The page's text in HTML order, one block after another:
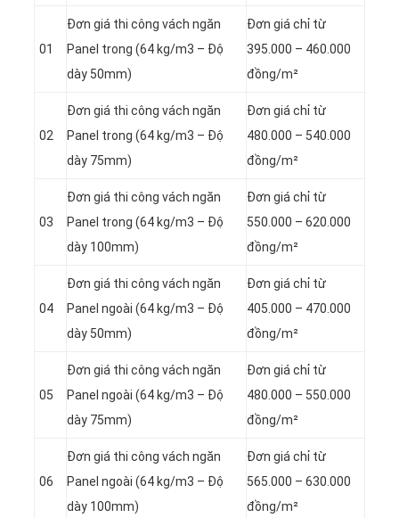
01
Đơn giá thi công vách ngăn
Panel trong (64 kg/m3 – Độ
dày 50mm)
Đơn giá chỉ từ
395.000 – 460.000
đồng/m²
02
Đơn giá thi công vách ngăn
Panel trong (64 kg/m3 – Độ
dày 75mm)
Đơn giá chỉ từ
480.000 – 540.000
đồng/m²
03
Đơn giá thi công vách ngăn
Panel trong (64 kg/m3 – Độ
dày 100mm)
Đơn giá chỉ từ
550.000 – 620.000
đồng/m²
04
Đơn giá thi công vách ngăn
Panel ngoài (64 kg/m3 – Độ
dày 50mm)
Đơn giá chỉ từ
405.000 – 470.000
đồng/m²
05
Đơn giá thi công vách ngăn
Panel ngoài (64 kg/m3 – Độ
dày 75mm)
Đơn giá chỉ từ
480.000 – 550.000
đồng/m²
06
Đơn giá thi công vách ngăn
Panel ngoài (64 kg/m3 – Độ
dày 100mm)
Đơn giá chỉ từ
565.000 – 630.000
đồng/m²